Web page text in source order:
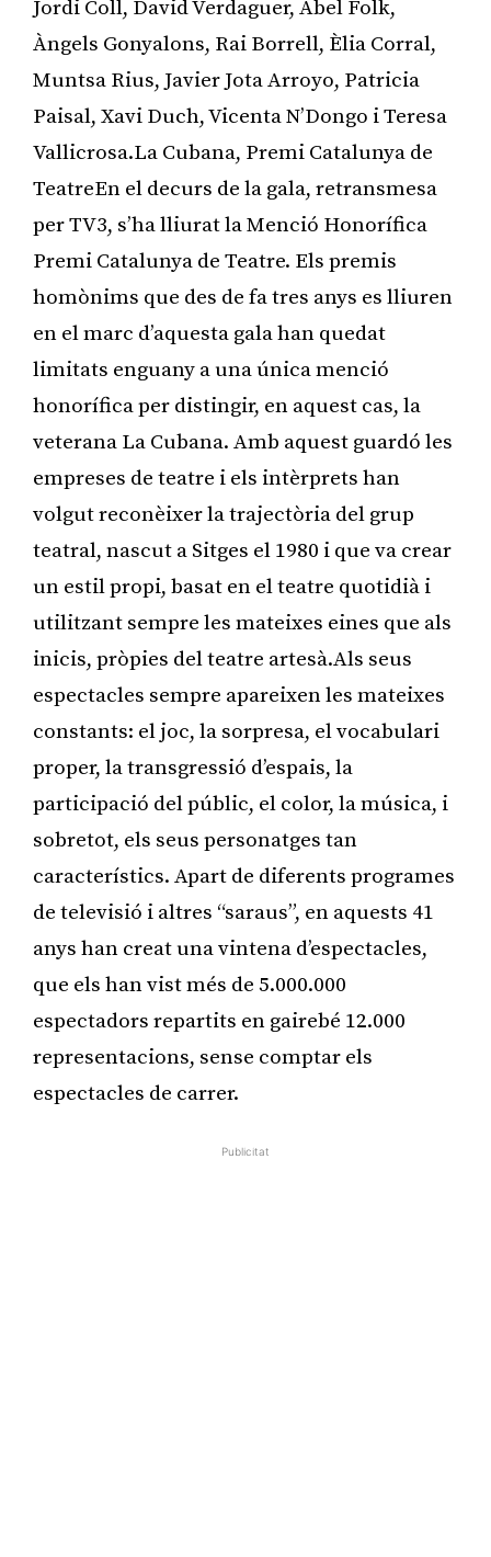
Jordi Coll, David Verdaguer, Abel Folk,
Àngels Gonyalons, Rai Borrell, Èlia Corral,
Muntsa Rius, Javier Jota Arroyo, Patricia
Paisal, Xavi Duch, Vicenta N’Dongo i Teresa
Vallicrosa.La Cubana, Premi Catalunya de
TeatreEn el decurs de la gala, retransmesa
per TV3, s’ha lliurat la Menció Honorífica
Premi Catalunya de Teatre. Els premis
homònims que des de fa tres anys es lliuren
en el marc d’aquesta gala han quedat
limitats enguany a una única menció
honorífica per distingir, en aquest cas, la
veterana La Cubana. Amb aquest guardó les
empreses de teatre i els intèrprets han
volgut reconèixer la trajectòria del grup
teatral, nascut a Sitges el 1980 i que va crear
un estil propi, basat en el teatre quotidià i
utilitzant sempre les mateixes eines que als
inicis, pròpies del teatre artesà.Als seus
espectacles sempre apareixen les mateixes
constants: el joc, la sorpresa, el vocabulari
proper, la transgressió d’espais, la
participació del públic, el color, la música, i
sobretot, els seus personatges tan
característics. Apart de diferents programes
de televisió i altres “saraus”, en aquests 41
anys han creat una vintena d’espectacles,
que els han vist més de 5.000.000
espectadors repartits en gairebé 12.000
representacions, sense comptar els
espectacles de carrer.
Publicitat